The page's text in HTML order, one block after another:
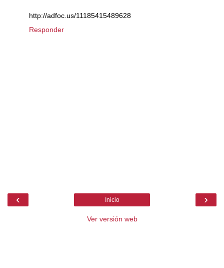
http://adfoc.us/11185415489628
Responder
‹ ›
Inicio
Ver versión web